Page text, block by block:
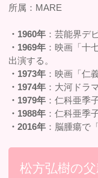
所属：MARE
・1960年 ：芸能界デ
・1969年 ：映画「十
出演する。
・1973年 ：映画「仁
・1974年 ：大河ドラ
・1979年 ：仁科亜季
・1988年 ：仁科亜季
・2016年 ：脳腫瘍で
松方弘樹の